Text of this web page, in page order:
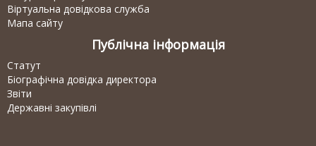
Віртуальна довідкова служба
Мапа сайту
Публічна інформація
Статут
Біографічна довідка директора
Звіти
Державні закупівлі